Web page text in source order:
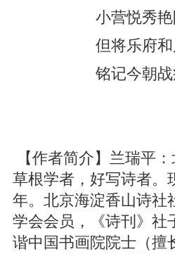
小营悦秀艳
但将乐府和
铭记今朝战
【作者简介】兰瑞平
草根学者，好写诗者。
年。北京海淀香山诗社
学会会员，《诗刊》社
谐中国书画院院士（擅